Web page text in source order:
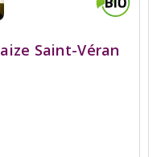
Saint-Véran